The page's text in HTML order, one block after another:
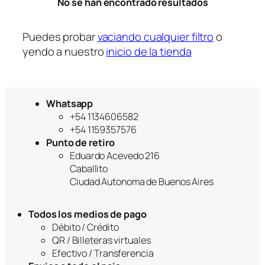
a
Puedes probarvaciando cualquier filtroo
yendo a nuestroinicio de la tienda
Whatsapp
+54 1134606582
+54 1159357576
Punto de retiro
Eduardo Acevedo 216
Caballito
Ciudad Autonoma de Buenos Aires
Todos los medios de pago
Débito / Crédito
QR / Billeteras virtuales
Efectivo / Transferencia